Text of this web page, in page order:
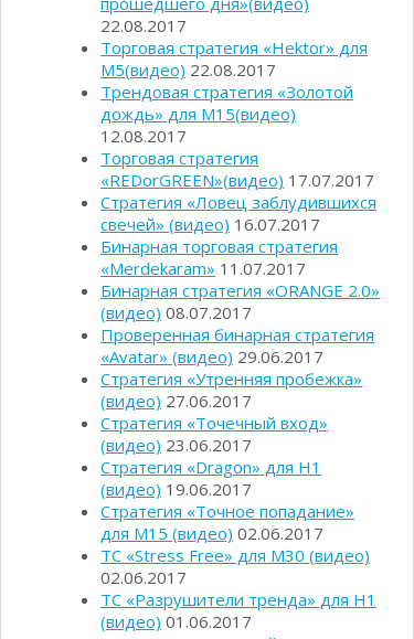
22.08.2017
Торговая стратегия «Hektor» для
М5(видео) 22.08.2017
Трендовая стратегия «Золотой
дождь» для М15(видео)
12.08.2017
Торговая стратегия
«REDorGREEN»(видео) 17.07.2017
Стратегия «Ловец заблудившихся
свечей» (видео) 16.07.2017
Бинарная торговая стратегия
«Merdekaram» 11.07.2017
Бинарная стратегия «ORANGE 2.0»
(видео) 08.07.2017
Проверенная бинарная стратегия
«Avatar» (видео) 29.06.2017
Стратегия «Утренняя пробежка»
(видео) 27.06.2017
Стратегия «Точечный вход»
(видео) 23.06.2017
Стратегия «Dragon» для Н1
(видео) 19.06.2017
Стратегия «Точное попадание»
для М15 (видео) 02.06.2017
ТС «Stress Free» для М30 (видео)
02.06.2017
ТС «Разрушители тренда» для Н1
(видео) 01.06.2017